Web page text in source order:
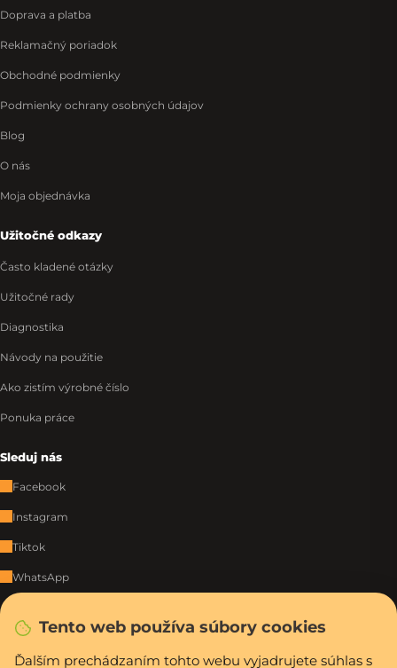
Tento web používa súbory cookies
Ďalším prechádzaním tohto webu vyjadrujete súhlas s
Doprava a platba
Reklamačný poriadok
Obchodné podmienky
Podmienky ochrany osobných údajov
Blog
O nás
Moja objednávka
Užitočné odkazy
Často kladené otázky
Užitočné rady
Diagnostika
Návody na použitie
Ako zistím výrobné číslo
Ponuka práce
Sleduj nás
Facebook
Instagram
Tiktok
WhatsApp
Rýchla a bezpečná platba